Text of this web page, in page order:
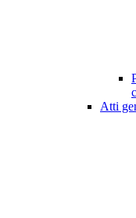
Atti